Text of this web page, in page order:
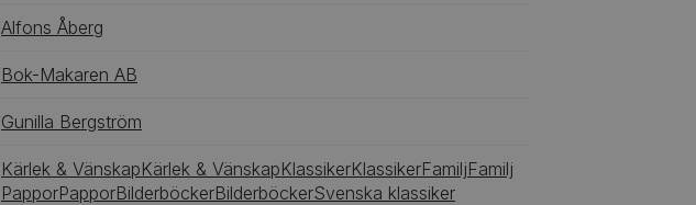
Alfons Åberg
Bok-Makaren AB
Gunilla Bergström
Kärlek & VänskapKärlek & VänskapKlassikerKlassikerFamiljFamilj
PapporPapporBilderböckerBilderböckerSvenska klassiker